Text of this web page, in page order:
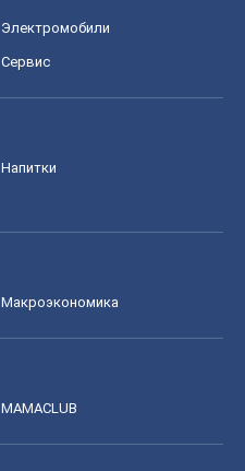
Электромобили
Сервис
Напитки
Mакроэкономика
MAMACLUB